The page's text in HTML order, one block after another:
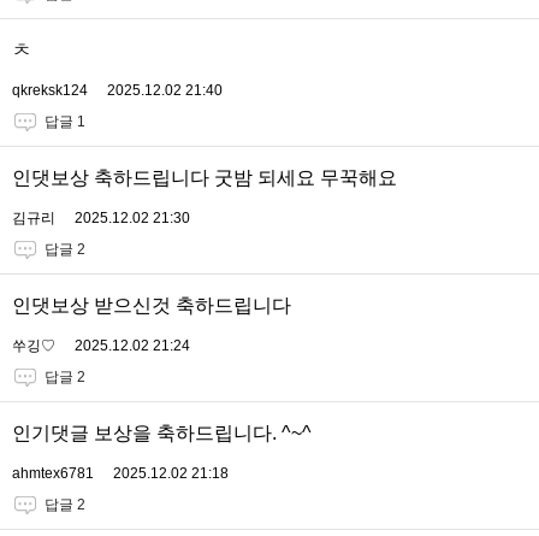
ㅊ
qkreksk124
2025.12.02 21:40
답글 1
인댓보상 축하드립니다 굿밤 되세요 무꾹해요
김규리
2025.12.02 21:30
답글 2
인댓보상 받으신것 축하드립니다
쑤깅♡
2025.12.02 21:24
답글 2
인기댓글 보상을 축하드립니다. ^~^
ahmtex6781
2025.12.02 21:18
답글 2